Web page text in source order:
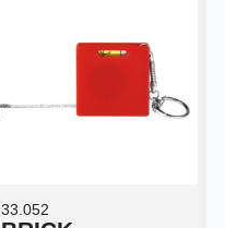
33.052